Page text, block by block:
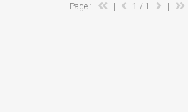
Page : 1 / 1